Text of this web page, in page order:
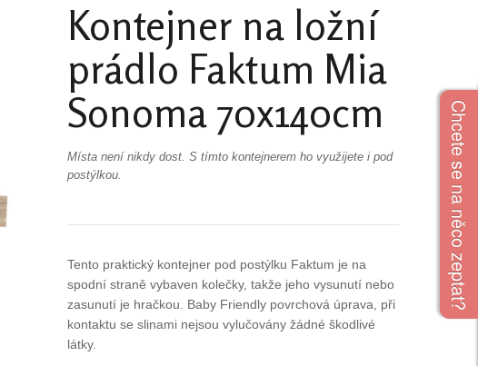
Kontejner na ložní
prádlo Faktum Mia
Sonoma 70x140cm
Místa není nikdy dost. S tímto kontejnerem ho využijete i pod
postýlkou.
Tento praktický kontejner pod postýlku Faktum je na
spodní straně vybaven kolečky, takže jeho vysunutí nebo
zasunutí je hračkou. Baby Friendly povrchová úprava, při
kontaktu se slinami nejsou vylučovány žádné škodlivé
látky.
Chcete se na něco zeptat?